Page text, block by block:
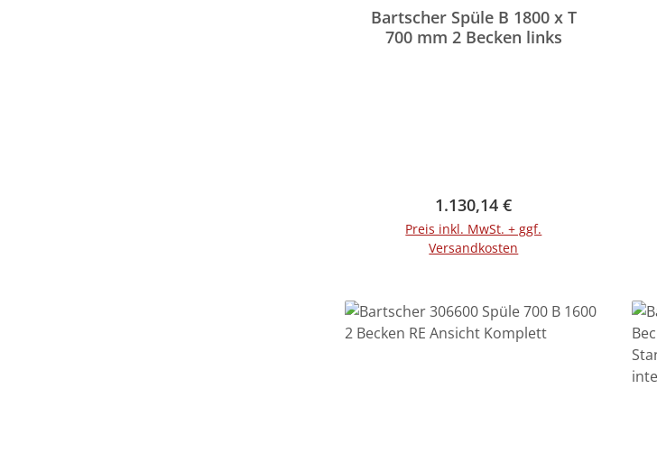
Bartscher Spüle B 1800 x T
700 mm 2 Becken links
Regulärer Preis:
1.130,14 €
Preis inkl. MwSt. + ggf.
Versandkosten